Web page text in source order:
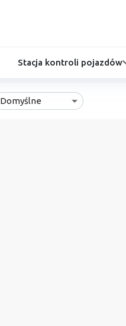
Stacja kontroli pojazdów
Domyślne